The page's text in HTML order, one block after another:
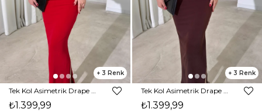
3
Tek Kol Asimetrik Drape Detaylı Aksesuarlı Yandan Yırtmaçlı Kırmızı Declan Kadın Elbise 26Y416
₺1.399,99
3
Tek Kol Asimetrik Drape Detaylı Aksesuarlı Yandan Yırtmaçlı Kahverengi Declan Kadın Elbise 26Y416
₺1.399,99